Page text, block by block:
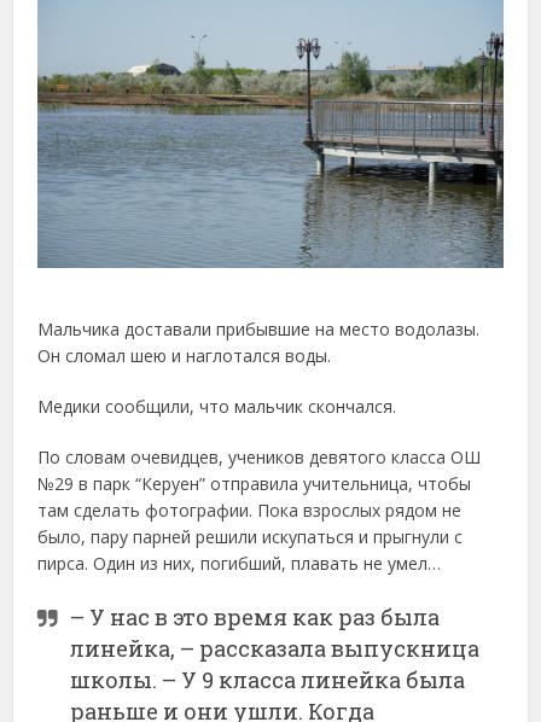
Мальчика доставали прибывшие на место водолазы.
Он сломал шею и наглотался воды.
Медики сообщили, что мальчик скончался.
По словам очевидцев, учеников девятого класса ОШ
№29 в парк “Керуен” отправила учительница, чтобы
там сделать фотографии. Пока взрослых рядом не
было, пару парней решили искупаться и прыгнули с
пирса. Один из них, погибший, плавать не умел…
– У нас в это время как раз была
линейка, – рассказала выпускница
школы. – У 9 класса линейка была
раньше и они ушли. Когда